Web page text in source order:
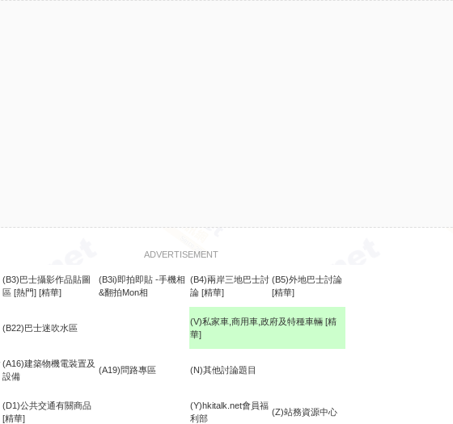
ADVERTISEMENT
(B3)巴士攝影作品貼圖
區 [熱門] [精華]
(B3i)即拍即貼 -手機相
&翻拍Mon相
(B4)兩岸三地巴士討
論 [精華]
(B5)外地巴士討論
[精華]
(B22)巴士迷吹水區
(V)私家車,商用車,政府及特種車輛 [精
華]
(A16)建築物機電裝置及
設備
(A19)問路專區 (N)其他討論題目
(D1)公共交通有關商品
[精華]
(Y)hkitalk.net會員福
利部
(Z)站務資源中心